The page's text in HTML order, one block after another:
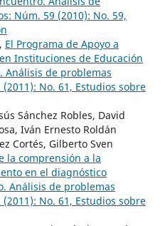
Núm. 59 (2010): No. 59,
El Programa de Apoyo a
Instituciones de Educación
Análisis de problemas
No. 61, Estudios sobre
Sánchez Robles, David
Iván Ernesto Roldán
Cortés, Gilberto Sven
la comprensión a la
en el diagnóstico
Análisis de problemas
No. 61, Estudios sobre